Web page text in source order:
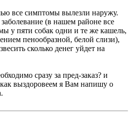
все симптомы вылезли наружу.
(в нашем районе все
у пяти собак одни и те же кашель,
пенообразной, белой слизи),
сколько денег уйдет на
сразу за пред-заказ? и
выздоровеем я Вам напишу о